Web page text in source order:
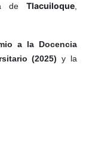
de Tlacuiloque
a la Docencia
(2025) y la